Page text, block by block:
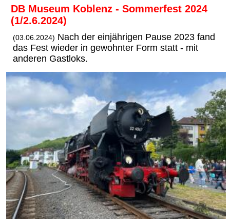
DB Museum Koblenz - Sommerfest 2024
(1/2.6.2024)
(03.06.2024) Nach der einjährigen Pause 2023 fand
das Fest wieder in gewohnter Form statt - mit
anderen Gastloks.